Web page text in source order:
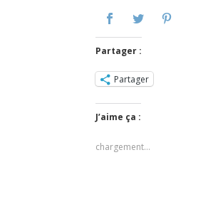
Partager :
Partager
J’aime ça :
chargement…